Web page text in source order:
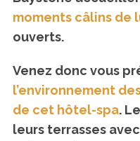
moments câlins de
ouverts.
Venez donc vous
l’environnement
de cet hôtel-spa.
leurs terrasses